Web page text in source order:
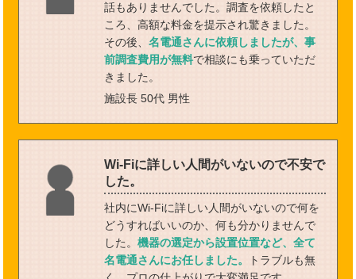
話もありませんでした。調査を依頼したと
ころ、高額な料金を提示され驚きました。
その後、 名電通さんに依頼しましたが、事
前調査費用が無料で相談にも乗っていただ
きました。
施設長 50代 男性
Wi-Fiに詳しい人間がいないので不安で
した。
社内にWi-Fiに詳しい人間がいないので何を
どうすればいいのか、何も分かりませんで
した。 機器の選定から設置位置など、全て
名電通さんにお任しました。
トラブルも無